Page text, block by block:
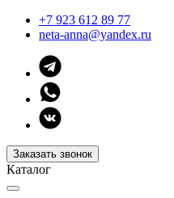
+7 923 612 89 77
neta-anna@yandex.ru
Заказать звонок
Каталог